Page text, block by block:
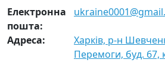
Електронна
пошта:
Адреса:
Харків, р-н
Перемоги, буд. 67,